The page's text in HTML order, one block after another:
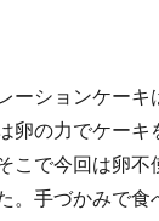
ーションケー
卵の力でケー
こで今回は卵
。手づかみで